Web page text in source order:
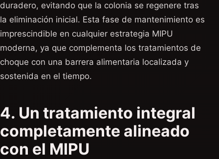
duradero, evitando que la colonia se regenere tras
la eliminación inicial. Esta fase de mantenimiento es
imprescindible en cualquier estrategia MIPU
moderna, ya que complementa los tratamientos de
choque con una barrera alimentaria localizada y
sostenida en el tiempo.
4. Un tratamiento integral
completamente alineado
con el MIPU